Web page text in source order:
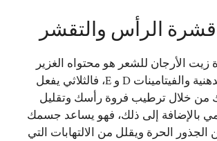
الرأس والتقشر
الأرجان للشعر هو محتواه الغزير
من الأحماض الدهنية والفيتامينات D و E، فالثلاثي يفعل
من خلال ترطيب فروة رأسك وتقليل
بالإضافة إلى ذلك، فهو يساعد جسمك
الحرة ويقلل من الالتهابات التي